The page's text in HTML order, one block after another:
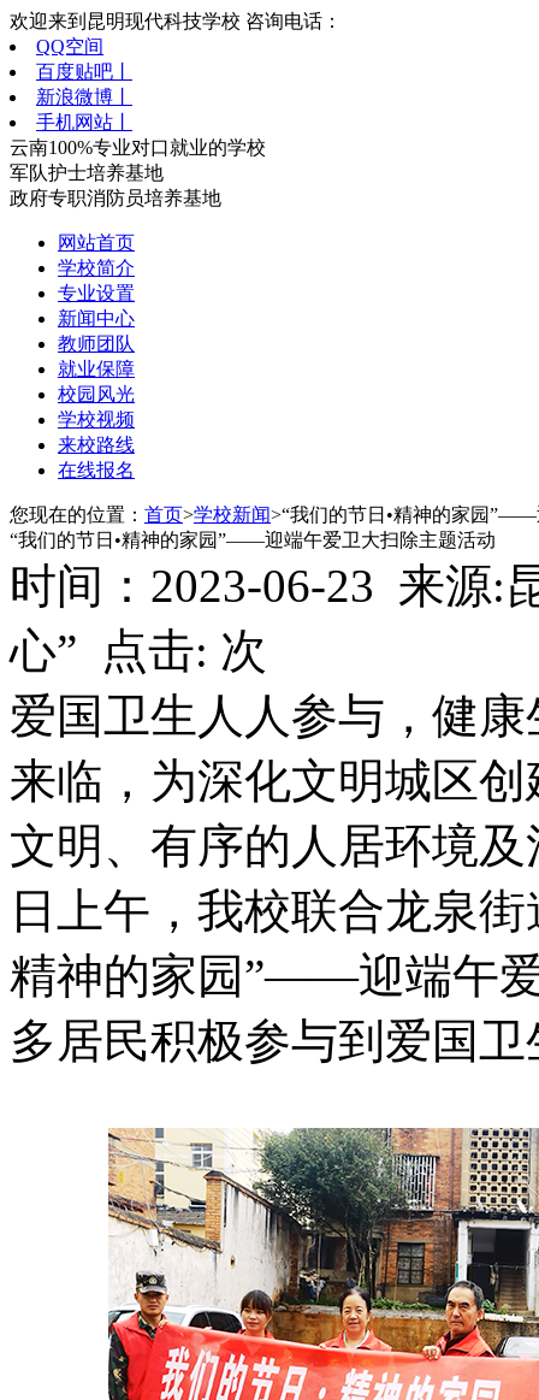
欢迎来到昆明现代科技学校 咨询电话：
QQ空间
百度贴吧丨
新浪微博丨
手机网站丨
云南100%专业对口就业的学校
军队护士培养基地
政府专职消防员培养基地
网站首页
学校简介
专业设置
新闻中心
教师团队
就业保障
校园风光
学校视频
来校路线
在线报名
您现在的位置： 首页>学校新闻>“我们的节日•精神的家园
“我们的节日•精神的家园”——迎端午爱卫大扫除主题活动
时间：2023-06-23 来源:
心” 点击: 次
爱国卫生人人参与，健
来临，为深化文明城区
文明、有序的人居环境
日上午，我校联合龙泉
精神的家园”——迎端午
多居民积极参与到爱国